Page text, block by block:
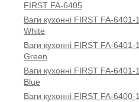
FIRST FA-6405
Ваги кухонні FIRST FA-6401-1
White
Ваги кухонні FIRST FA-6401-1
Green
Ваги кухонні FIRST FA-6401-1
Blue
Ваги кухонні FIRST FA-6400-1